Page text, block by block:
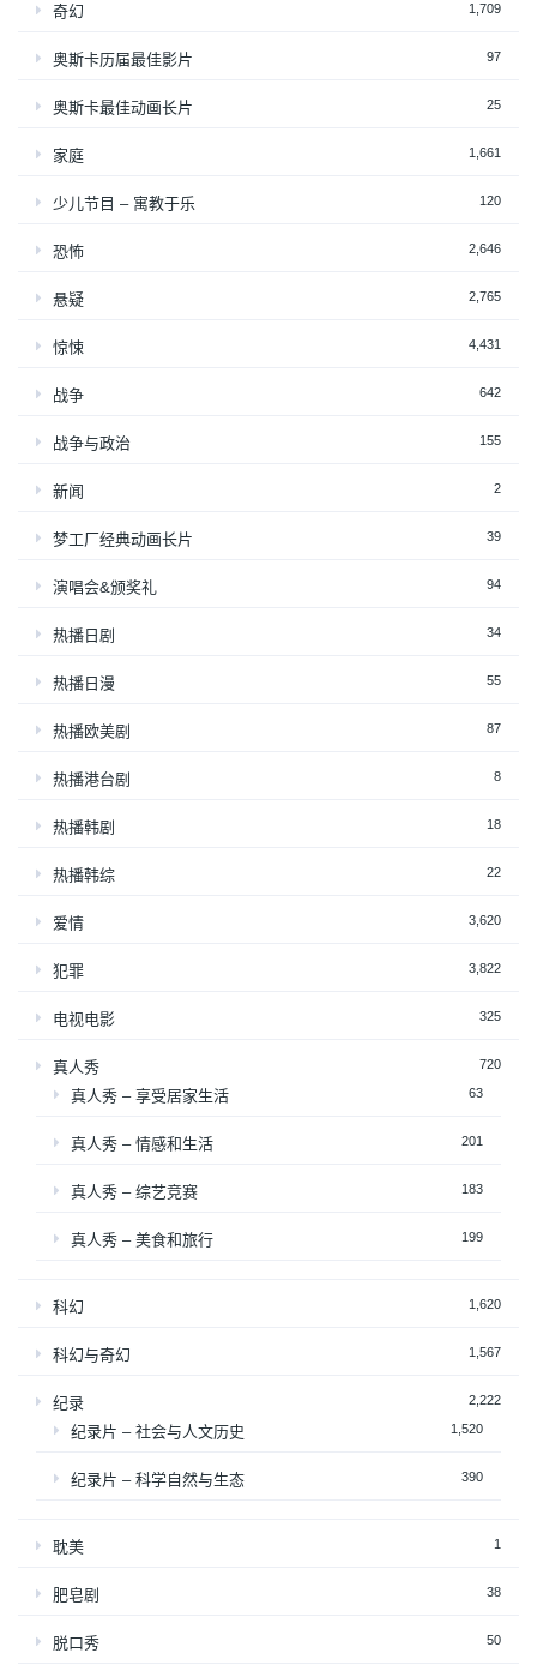
奇幻 1,709
奥斯卡历届最佳影片 97
奥斯卡最佳动画长片 25
家庭 1,661
少儿节目 – 寓教于乐 120
恐怖 2,646
悬疑 2,765
惊悚 4,431
战争 642
战争与政治 155
新闻 2
梦工厂经典动画长片 39
演唱会&颁奖礼 94
热播日剧 34
热播日漫 55
热播欧美剧 87
热播港台剧 8
热播韩剧 18
热播韩综 22
爱情 3,620
犯罪 3,822
电视电影 325
真人秀 720
真人秀 – 享受居家生活 63
真人秀 – 情感和生活 201
真人秀 – 综艺竞赛 183
真人秀 – 美食和旅行 199
科幻 1,620
科幻与奇幻 1,567
纪录 2,222
纪录片 – 社会与人文历史 1,520
纪录片 – 科学自然与生态 390
耽美 1
肥皂剧 38
脱口秀 50